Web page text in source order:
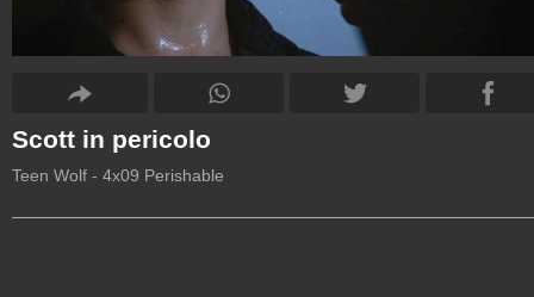
Scott in pericolo
Teen Wolf - 4x09 Perishable